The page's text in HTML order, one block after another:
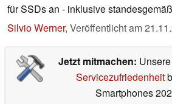
für SSDs an - inklusive
Silvio Werner, Veröffentlicht am
Jetzt mitmachen:
Servicezufriedenheit
Smartphones